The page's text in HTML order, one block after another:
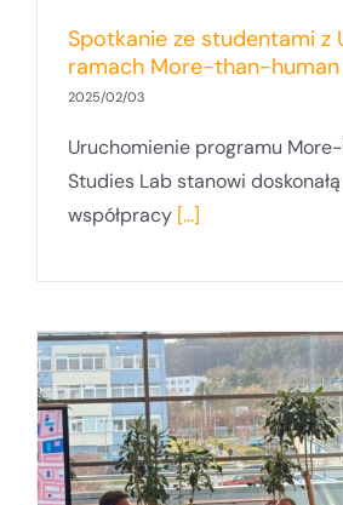
Spotkanie ze studentami z
ramach More-than-human
2025/02/03
Uruchomienie programu
Studies Lab stanowi
współpracy [...]